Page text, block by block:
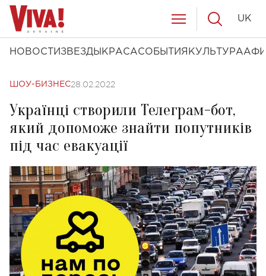
НОВОСТИ ЗВЕЗДЫ КРАСАСОБЫТИЯ КУЛЬТУРА
UK
ШОУ-БИЗНЕС28.02.2022
Українці створили Телеграм-бот,
який допоможе знайти попутників
під час евакуації